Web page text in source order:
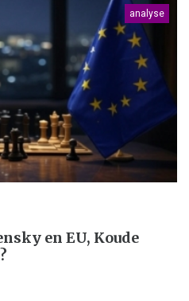
analyse
en EU, Koude